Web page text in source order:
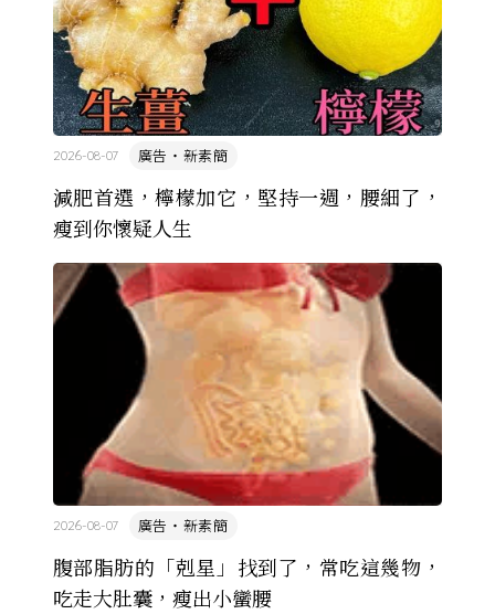
減肥首選，檸檬加它，堅持一週，腰細了，
瘦到你懷疑人生
廣告・新素簡
2026-08-07
腹部脂肪的「剋星」找到了，常吃這幾物，
吃走大肚囊，瘦出小蠻腰
廣告・新素簡
2026-08-07